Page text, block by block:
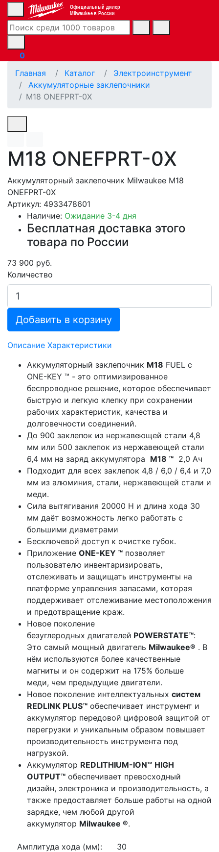
Официальный дилер
Milwaukee в России
0
Главная
Каталог
Электроинструмент
Аккумуляторные заклепочники
M18 ONEFPRT-0X
M18 ONEFPRT-0X
Аккумуляторный заклепочник Milwaukee M18
ONEFPRT-0X
Артикул: 4933478601
Наличие: Ожидание 3-4 дня
Бесплатная доставка этого
товара по России
73 900 руб.
Количество
Добавить в корзину
Описание Характеристики
Аккумуляторный заклепочник M18 FUEL с
ONE-KEY ™ - это оптимизированное
беспроводное решение, которое обеспечивает
быструю и легкую клепку при сохранении
рабочих характеристик, качества и
долговечности соединений.
До 900 заклепок из нержавеющей стали 4,8
мм или 500 заклепок из нержавеющей стали
6,4 мм на заряд аккумулятора M18 ™ 2,0 Ач
Подходит для всех заклепок 4,8 / 6,0 / 6,4 и 7,0
мм из алюминия, стали, нержавеющей стали и
меди.
Сила вытягивания 20000 Н и длина хода 30
мм даёт возможность легко работать с
большими диаметрами
Бесключевой доступ к очистке губок.
Приложение ONE-KEY ™ позволяет
пользователю инвентаризировать,
отслеживать и защищать инструменты на
платформе управления запасами, которая
поддерживает отслеживание местоположения
и предотвращение краж.
Новое поколение
безуглеродных двигателей POWERSTATE™:
Это самый мощный двигатель Milwaukee® . В
нём используются более качественные
магниты и он содержит на 175% больше
меди, чем предыдущие двигатели.
Новое поколение интеллектуальных систем
REDLINK PLUS™ обеспечивает инструмент и
аккумулятор передовой цифровой защитой от
перегрузки и уникальным образом повышает
производительность инструмента под
нагрузкой.
Аккумулятор REDLITHIUM-ION™ HIGH
OUTPUT™ обеспечивает превосходный
дизайн, электроника и производительность, а
также предоставляет больше работы на одной
зарядке, чем любой другой
аккумулятор Milwaukee ®.
Амплитуда хода (мм): 30